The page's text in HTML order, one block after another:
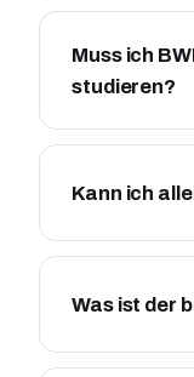
Muss ich
studieren?
Kann ich
Was ist der